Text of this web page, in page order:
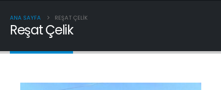
ANA SAYFA REŞAT ÇELIK
Reşat Çelik